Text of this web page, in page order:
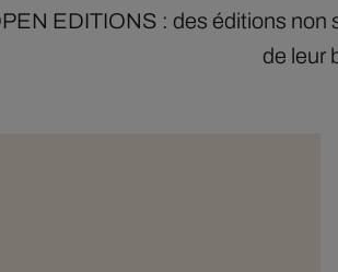
EDITIONS : des éditions
de leur